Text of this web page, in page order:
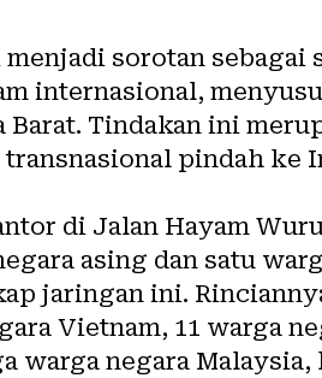
sorotan sebagai
internasional,
Tindakan ini
pindah ke
di Jalan Hayam
asing dan satu
jaringan ini.
Vietnam, 11 warga
warga negara